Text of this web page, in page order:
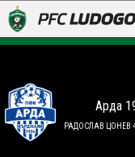
LUDOGORETS TV
НА ТЕРЕНА
Арда
РАДОСЛАВ ЦОНЕВ